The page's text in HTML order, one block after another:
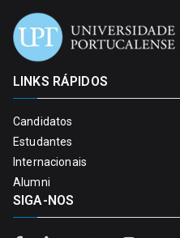
LINKS RÁPIDOS
Candidatos
Estudantes
Internacionais
Alumni
SIGA-NOS